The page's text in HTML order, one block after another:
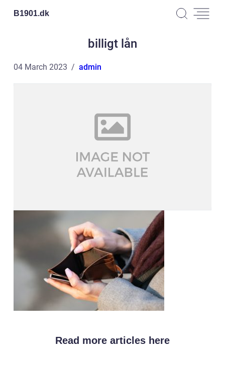
B1901.dk
billigt lån
04 March 2023 admin
Read more articles here